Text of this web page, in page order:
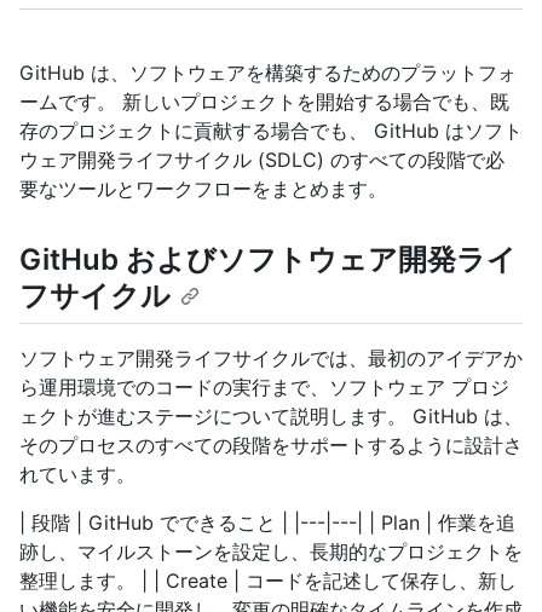
GitHub は、ソフトウェアを構築するためのプラットフォ
ームです。 新しいプロジェクトを開始する場合でも、既
存のプロジェクトに貢献する場合でも、 GitHub はソフト
ウェア開発ライフサイクル (SDLC) のすべての段階で必
要なツールとワークフローをまとめます。
GitHub およびソフトウェア開発ライ
フサイクル
ソフトウェア開発ライフサイクルでは、最初のアイデアか
ら運用環境でのコードの実行まで、ソフトウェア プロジ
ェクトが進むステージについて説明します。 GitHub は、
そのプロセスのすべての段階をサポートするように設計さ
れています。
| 段階 | GitHub でできること | |---|---| | Plan | 作業を追
跡し、マイルストーンを設定し、長期的なプロジェクトを
整理します。 | | Create | コードを記述して保存し、新し